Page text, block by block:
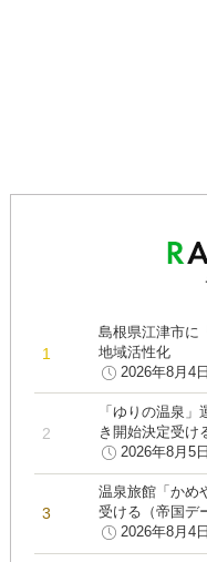
島根県江津市
地域活性化
2026年8月4日
「ゆりの温泉
き開始決定受け
2026年8月5日
温泉旅館「かめ
受ける（帝国デ
2026年8月4日